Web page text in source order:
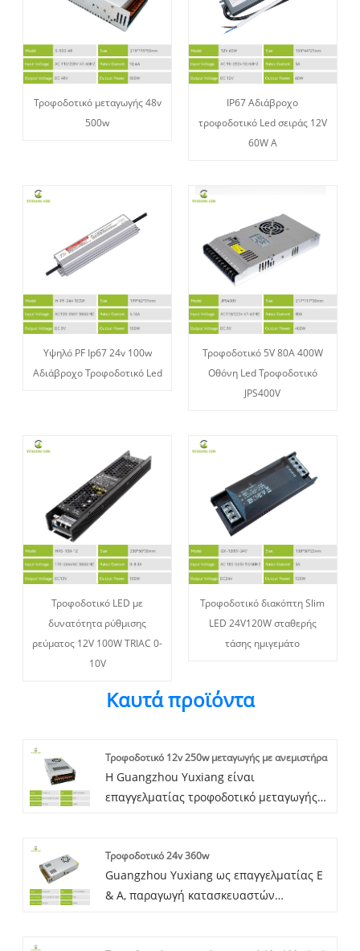
Τροφοδοτικό μεταγωγής 48v
500w
IP67 Αδιάβροχο
τροφοδοτικό Led σειράς 12V
60W A
Υψηλό PF Ip67 24v 100w
Αδιάβροχο Τροφοδοτικό Led
Τροφοδοτικό 5V 80A 400W
Οθόνη Led Τροφοδοτικό
JPS400V
Τροφοδοτικό LED με
δυνατότητα ρύθμισης
ρεύματος 12V 100W TRIAC 0-
10V
Τροφοδοτικό διακόπτη Slim
LED 24V120W σταθερής
τάσης ημιγεμάτο
Καυτά προϊόντα
Τροφοδοτικό 12v 250w μεταγωγής με ανεμιστήρα
Η Guangzhou Yuxiang είναι
επαγγελματίας τροφοδοτικό μεταγωγής
είστε σίγουροι ότι θα αγοράσετε το
τροφοδοτικό μεταγωγής 12V250W, έχουμε
συσσωρεύσει πολλά χρόνια εμπειρίας
Τροφοδοτικό 24v 360w
Guangzhou Yuxiang ως επαγγελματίας Ε
& Α, παραγωγή κατασκευαστών